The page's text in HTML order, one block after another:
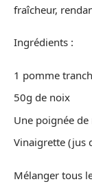
fraîcheur,
Ingrédients :
1 pomme
50g de noix
Une poignée
Vinaigrette (jus
Mélanger tous